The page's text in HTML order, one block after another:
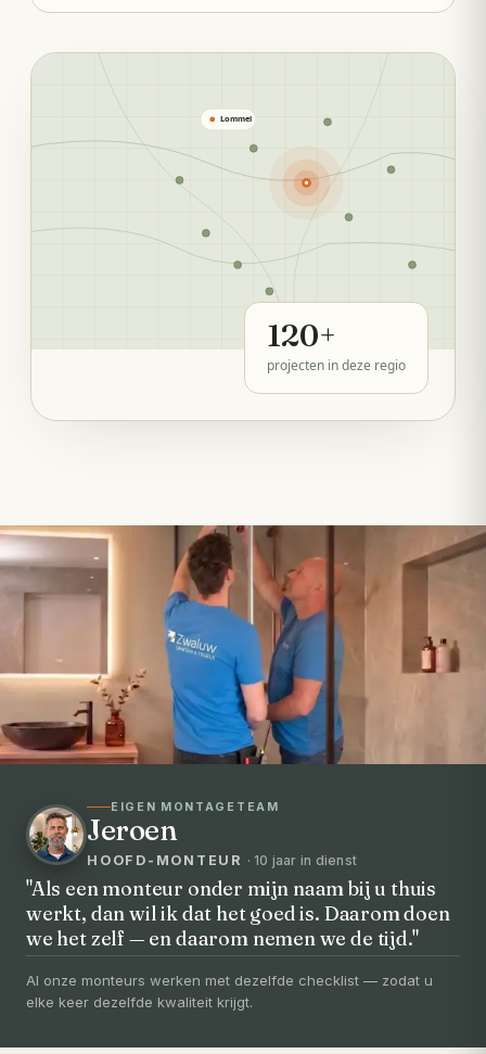
Lommel
120+
projecten in deze regio
EIGEN MONTAGETEAM
Jeroen
HOOFD-MONTEUR · 10 jaar in dienst
"Als een monteur onder mijn naam bij u thuis
werkt, dan wil ik dat het goed is. Daarom doen
we het zelf — en daarom nemen we de tijd."
Al onze monteurs werken met dezelfde checklist — zodat u
elke keer dezelfde kwaliteit krijgt.
VOORHEEN → NA
Uw badkamer, volledig vernieuwd in
3-5 dagen
levertijd van slechts 4 weken.